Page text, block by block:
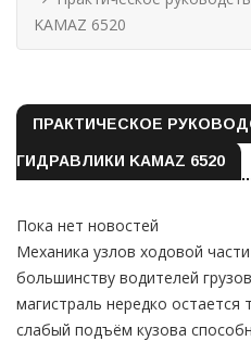
KAMAZ 6520
ПРАКТИЧЕСКОЕ
ГИДРАВЛИКИ KAMAZ 6520
Пока нет новостей
Механика узлов ходовой
большинству водителей
магистраль нередко остается
слабый подъём кузова